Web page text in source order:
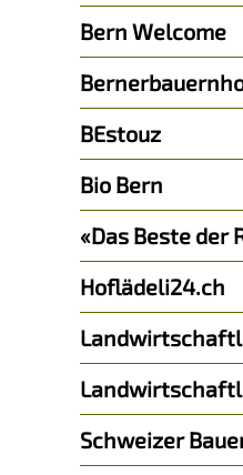
Bern Welcome
BEstouz
Bio Bern
«Das Beste der
Hoflädeli24.ch
Schweizer